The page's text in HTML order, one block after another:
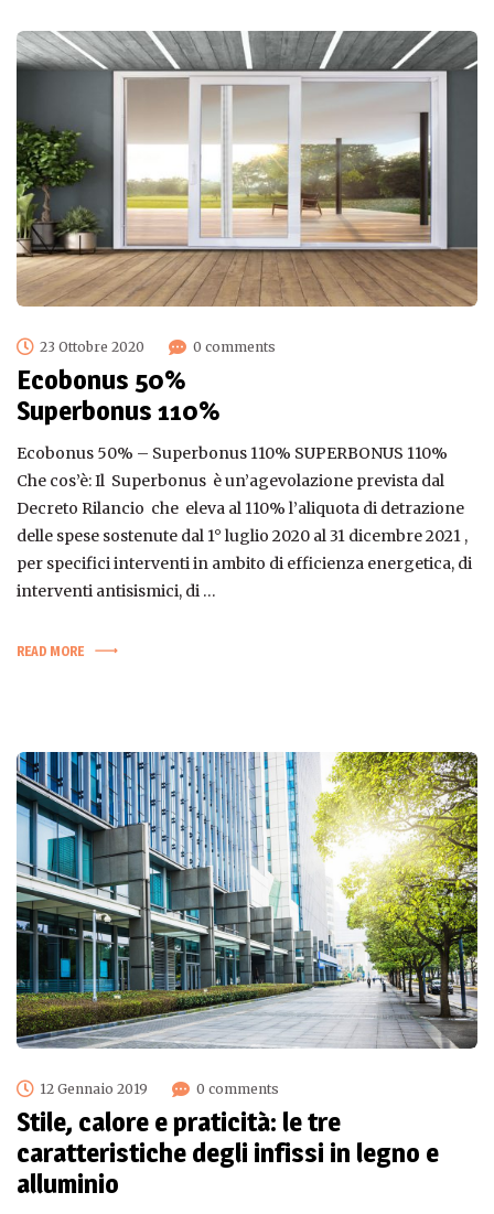
23 Ottobre 2020 0 comments
Ecobonus 50%
Superbonus 110%
Ecobonus 50% – Superbonus 110% SUPERBONUS 110%
Che cos’è: Il Superbonus è un’agevolazione prevista dal
Decreto Rilancio che eleva al 110% l’aliquota di detrazione
delle spese sostenute dal 1° luglio 2020 al 31 dicembre 2021 ,
per specifici interventi in ambito di efficienza energetica, di
interventi antisismici, di …
READ MORE
12 Gennaio 2019 0 comments
Stile, calore e praticità: le tre
caratteristiche degli infissi in legno e
alluminio